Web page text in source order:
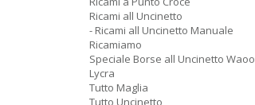
Ricami all Uncinetto
- Ricami all Uncinetto Manuale
Ricamiamo
Speciale Borse all Uncinetto Waoo
Lycra
Tutto Maglia
Tutto Uncinetto